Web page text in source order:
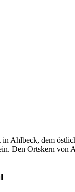
Ahlbeck, dem
Den Ortskern von